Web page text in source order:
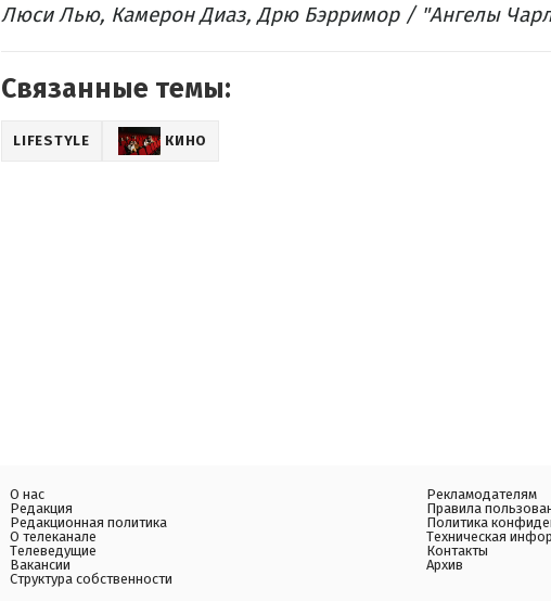
Люси Лью, Камерон Диаз, Дрю Бэрримор / "Ангелы
Связанные темы:
LIFESTYLE КИНО
О нас
Редакция
Редакционная политика
О телеканале
Телеведущие
Вакансии
Структура собственности
Рекламодателям
Правила
Политика
Техническая
Контакты
Архив